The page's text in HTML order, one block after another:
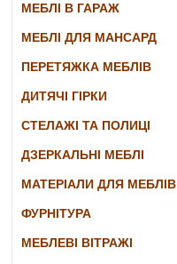
МЕБЛІ В ГАРАЖ
МЕБЛІ ДЛЯ МАНСАРД
ПЕРЕТЯЖКА МЕБЛІВ
ДИТЯЧІ ГІРКИ
СТЕЛАЖІ ТА ПОЛИЦІ
ДЗЕРКАЛЬНІ МЕБЛІ
МАТЕРІАЛИ ДЛЯ МЕБЛІВ
ФУРНІТУРА
МЕБЛЕВІ ВІТРАЖІ